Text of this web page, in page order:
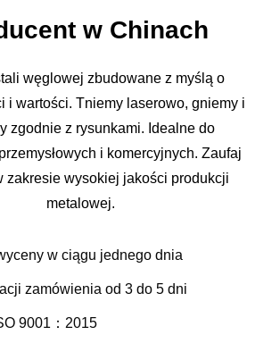
w Chinach
węglowej zbudowane z myślą o
i wartości. Tniemy laserowo, gniemy i
zgodnie z rysunkami. Idealne do
i komercyjnych. Zaufaj
zakresie wysokiej jakości produkcji
metalowej.
w ciągu jednego dnia
zamówienia od 3 do 5 dni
9001：2015